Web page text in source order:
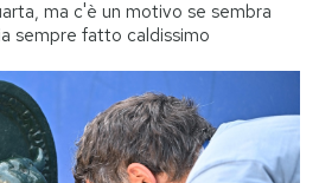
ma c'è un motivo se sembra
sempre fatto caldissimo